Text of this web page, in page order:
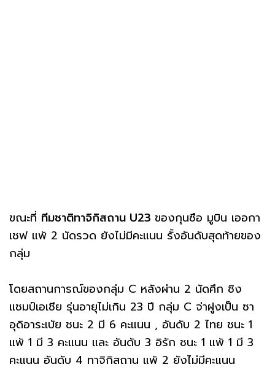
ขณะที่ ทีมชาติทาจิกิสถาน U23 ของกุนซือ มูบิน เออกา
เชฟ แพ้ 2 นัดรวด ยังไม่มีคะแนน รั้งอันดับสุดท้ายของ
กลุ่ม
โดยสถานการณ์ของกลุ่ม C หลังผ่าน 2 นัดศึก ชิง
แชมป์เอเชีย รุ่นอายุไม่เกิน 23 ปี กลุ่ม C จ่าฝูงเป็น ซา
อุดิอาระเบัย ชนะ 2 มี 6 คะแนน , อันดับ 2 ไทย ชนะ 1
แพ้ 1 มี 3 คะแนน และ อันดับ 3 อิรัก ชนะ 1 แพ้ 1 มี 3
คะแนน อันดับ 4 ทาจิกิสถาน แพ้ 2 ยังไม่มีคะแนน